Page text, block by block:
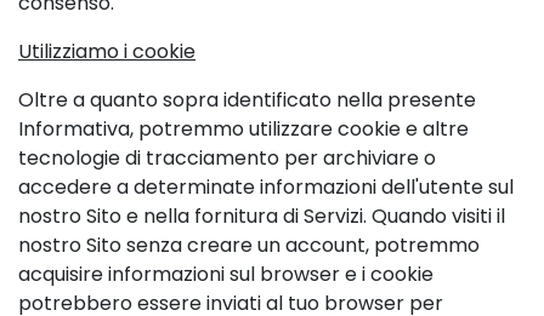
Utilizziamo i cookie
Oltre a quanto sopra identificato nella presente
Informativa, potremmo utilizzare cookie e altre
tecnologie di tracciamento per archiviare o
accedere a determinate informazioni dell'utente sul
nostro Sito e nella fornitura di Servizi. Quando visiti il
nostro Sito senza creare un account, potremmo
acquisire informazioni sul browser e i cookie
potrebbero essere inviati al tuo browser per